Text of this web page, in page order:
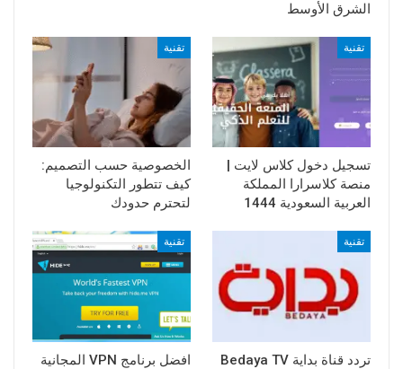
الشرق الأوسط
تقنية
تسجيل دخول كلاس لايت |
منصة كلاسرارا المملكة
العربية السعودية 1444
تقنية
الخصوصية حسب التصميم:
كيف تتطور التكنولوجيا
لتحترم حدودك
تقنية
تردد قناة بداية Bedaya TV
تقنية
افضل برنامج VPN المجانية